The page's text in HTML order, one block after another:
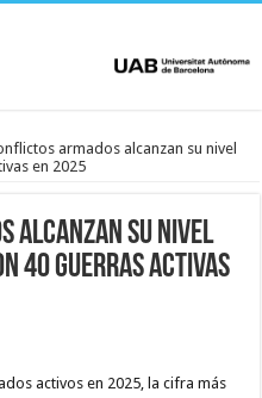
armados alcanzan su nivel
en 2025
alcanzan su nivel
40 guerras activas
activos en 2025, la cifra más